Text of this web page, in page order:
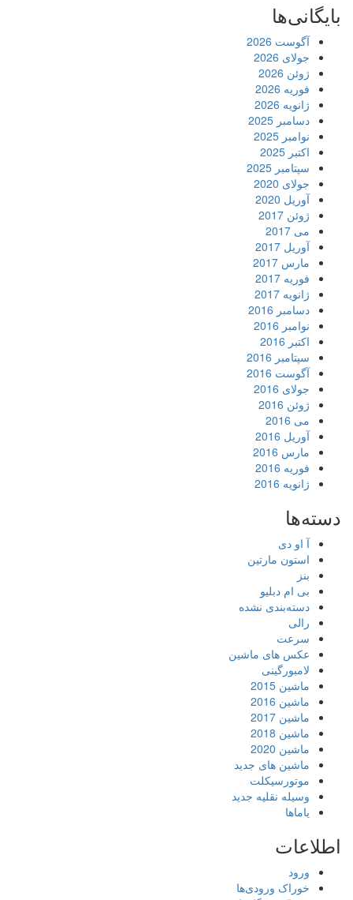
بایگانی‌ها
آگوست 2026
جولای 2026
ژوئن 2026
فوریه 2026
ژانویه 2026
دسامبر 2025
نوامبر 2025
اکتبر 2025
سپتامبر 2025
جولای 2020
آوریل 2020
ژوئن 2017
می 2017
آوریل 2017
مارس 2017
فوریه 2017
ژانویه 2017
دسامبر 2016
نوامبر 2016
اکتبر 2016
سپتامبر 2016
آگوست 2016
جولای 2016
ژوئن 2016
می 2016
آوریل 2016
مارس 2016
فوریه 2016
ژانویه 2016
دسته‌ها
آ او دی
استون مارتین
بنز
بی ام دبلیو
دسته‌بندی نشده
رالی
سرعت
عکس های ماشین
لامبورگینی
ماشین 2015
ماشین 2016
ماشین 2017
ماشین 2018
ماشین 2020
ماشین های جدید
موتورسیکلت
وسیله نقلیه جدید
یاماها
اطلاعات
ورود
خوراک ورودی‌ها